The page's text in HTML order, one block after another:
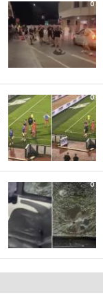
0
0
0